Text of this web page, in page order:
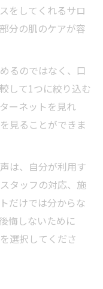
をしてくれるサロ
分の肌のケアが容
るのではなく、口
して1つに絞り込む
ーネットを見れ
見ることができま
は、自分が利用す
タッフの対応、施
だけでは分からな
悔しないために
選択してくださ